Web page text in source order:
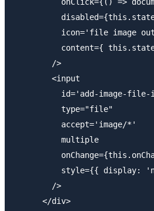
onClick={() =>
icon='file image
content={
        />
        <input
id='add-image-file-
          type="file"
          accept='image/*'
          multiple
style={{ display:
        />
      </div>